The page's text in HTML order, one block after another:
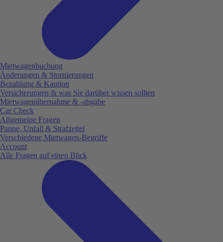
Mietwagenbuchung
Änderungen & Stornierungen
Bezahlung & Kaution
Versicherungen & was Sie darüber wissen sollten
Mietwagenübernahme & -abgabe
Car Check
Allgemeine Fragen
Panne, Unfall & Strafzettel
Verschiedene Mietwagen-Begriffe
Account
Alle Fragen auf einen Blick